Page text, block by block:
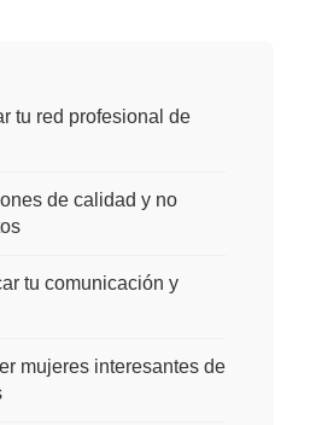
tu red profesional de
de calidad y no
tu comunicación y
mujeres interesantes de